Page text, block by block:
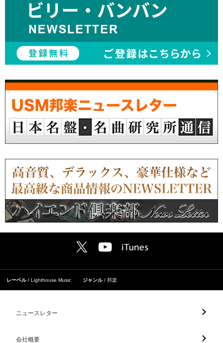
レーベル Lighthouse Music ジャンル 邦楽
ニュースレター
会社概要